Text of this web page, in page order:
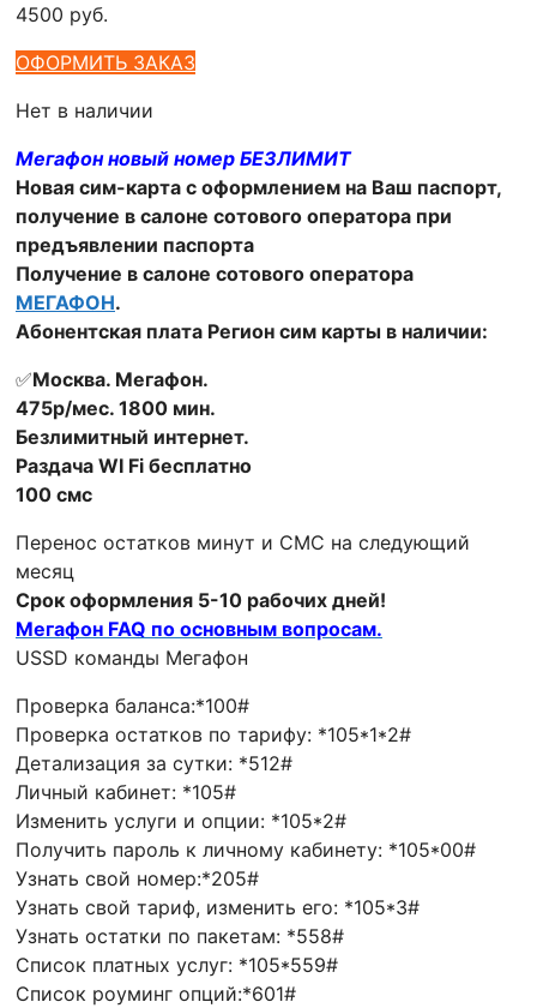
4500 руб.
ОФОРМИТЬ ЗАКАЗ
Нет в наличии
Мегафон новый номер БЕЗЛИМИТ
Новая сим-карта с оформлением на Ваш паспорт,
получение в салоне сотового оператора при
предъявлении паспорта
Получение в салоне сотового оператора
МЕГАФОН.
Абонентская плата Регион сим карты в наличии:
✅️Москва. Мегафон.
475р/мес. 1800 мин.
Безлимитный интернет.
Раздача WI Fi бесплатно
100 смс
Перенос остатков минут и СМС на следующий
месяц
Срок оформления 5-10 рабочих дней!
Мегафон FAQ по основным вопросам.
USSD команды Мегафон
Проверка баланса:*100#
Проверка остатков по тарифу: *105*1*2#
Детализация за сутки: *512#
Личный кабинет: *105#
Изменить услуги и опции: *105*2#
Получить пароль к личному кабинету: *105*00#
Узнать свой номер:*205#
Узнать свой тариф, изменить его: *105*3#
Узнать остатки по пакетам: *558#
Список платных услуг: *105*559#
Список роуминг опций:*601#